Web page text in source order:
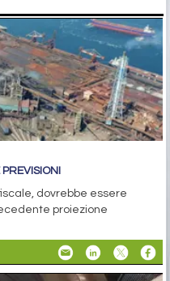
dovrebbe essere
proiezione